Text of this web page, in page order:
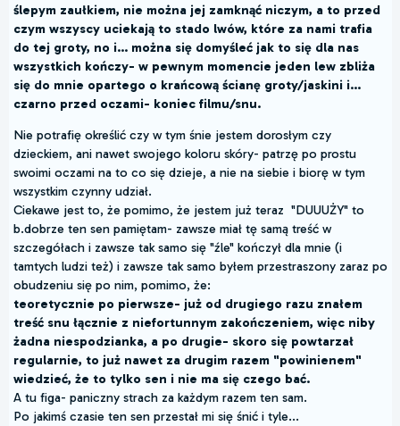
ślepym zaułkiem, nie można jej zamknąć niczym, a to przed
czym wszyscy uciekają to stado lwów, które za nami trafia
do tej groty, no i... można się domyśleć jak to się dla nas
wszystkich kończy- w pewnym momencie jeden lew zbliża
się do mnie opartego o krańcową ścianę groty/jaskini i...
czarno przed oczami- koniec filmu/snu.
Nie potrafię określić czy w tym śnie jestem dorosłym czy
dzieckiem, ani nawet swojego koloru skóry- patrzę po prostu
swoimi oczami na to co się dzieje, a nie na siebie i biorę w tym
wszystkim czynny udział.
Ciekawe jest to, że pomimo, że jestem już teraz "DUUUŻY" to
b.dobrze ten sen pamiętam- zawsze miał tę samą treść w
szczegółach i zawsze tak samo się "źle" kończył dla mnie (i
tamtych ludzi też) i zawsze tak samo byłem przestraszony zaraz po
obudzeniu się po nim, pomimo, że:
teoretycznie po pierwsze- już od drugiego razu znałem
treść snu łącznie z niefortunnym zakończeniem, więc niby
żadna niespodzianka, a po drugie- skoro się powtarzał
regularnie, to już nawet za drugim razem "powinienem"
wiedzieć, że to tylko sen i nie ma się czego bać.
A tu figa- paniczny strach za każdym razem ten sam.
Po jakimś czasie ten sen przestał mi się śnić i tyle...